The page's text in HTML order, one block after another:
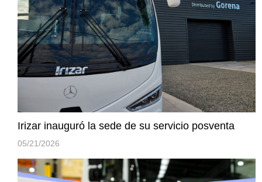
Irizar inauguró la sede de su servicio posventa
05/21/2026